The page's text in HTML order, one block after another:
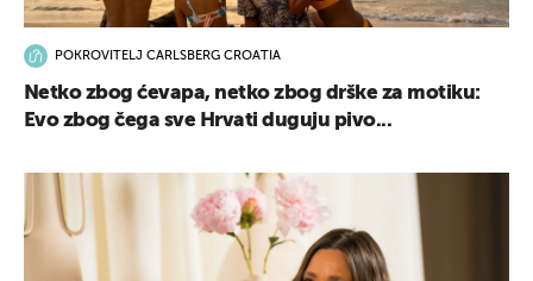
POKROVITELJ CARLSBERG CROATIA
Netko zbog ćevapa, netko zbog drške za motiku:
Evo zbog čega sve Hrvati duguju pivo...